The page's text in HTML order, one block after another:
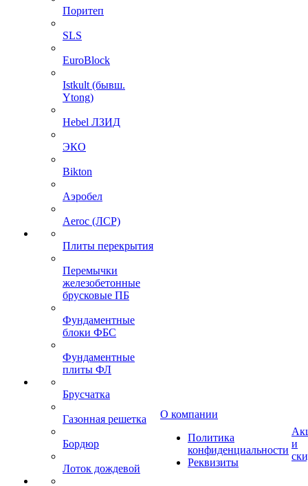
Поритеп
SLS
EuroBlock
Istkult (бывш.
Ytong)
Hebel ЛЗИД
ЭКО
Bikton
Аэробел
Aeroc (ЛСР)
Плиты перекрытия
Перемычки
железобетонные
брусковые ПБ
Фундаментные
блоки ФБС
Фундаментные
плиты ФЛ
Брусчатка
Газонная решетка
Бордюр
Лоток дождевой
О компании
Политика
конфиденциальности
Реквизиты
и